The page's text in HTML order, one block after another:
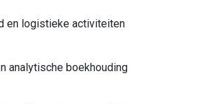
en logistieke activiteiten
analytische boekhouding